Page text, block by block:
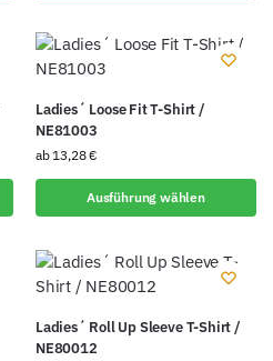
Ladies´ Loose Fit T-Shirt /
NE81003
ab 13,28€
Ausführung wählen
Ladies´ Roll Up Sleeve T-Shirt /
NE80012